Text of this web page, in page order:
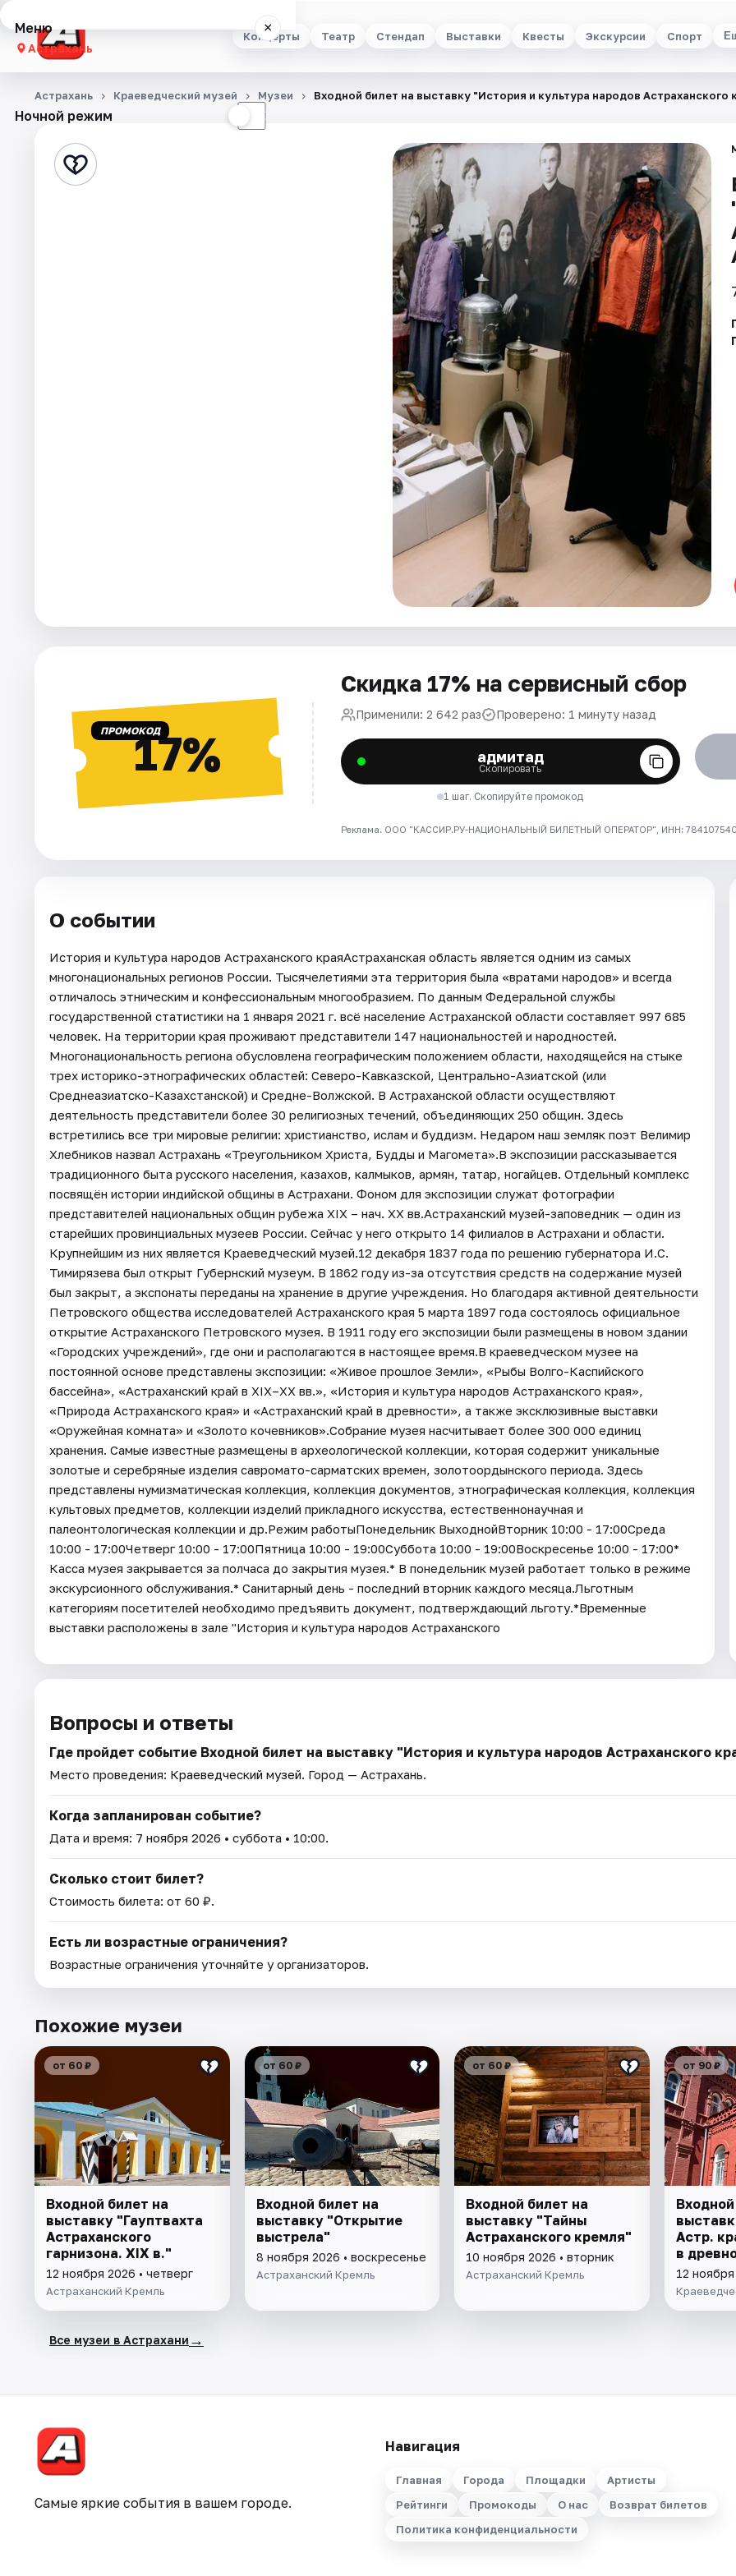
Концерты Театр Стендап Выставки Квесты Экскурсии Спорт
Меню ×
Астрахань
Концерты
Стендап
Ночной режим ☾
Астрахань Краеведческий музей Музеи Входной билет на выставку "История и культура народов Астраханского
ПРОМОКОД17%
Скидка 17% на сервисный сбор
Применили: 2 642 раз Проверено: 1 минуту назад
адмитад
Скопировать
1 шаг. Скопируйте промокод
Реклама. ООО "КАССИР.РУ-НАЦИОНАЛЬНЫЙ БИЛЕТНЫЙ ОПЕРАТОР", ИНН: 7841075409
О событии
История и культура народов Астраханского краяАстраханская область является одним из самых
многонациональных регионов России. Тысячелетиями эта территория была «вратами народов» и всегда
отличалось этническим и конфессиональным многообразием. По данным Федеральной службы
государственной статистики на 1 января 2021 г. всё население Астраханской области составляет 997 685
человек. На территории края проживают представители 147 национальностей и народностей.
Многонациональность региона обусловлена географическим положением области, находящейся на стыке
трех историко-этнографических областей: Северо-Кавказской, Центрально-Азиатской (или
Среднеазиатско-Казахстанской) и Средне-Волжской. В Астраханской области осуществляют
деятельность представители более 30 религиозных течений, объединяющих 250 общин. Здесь
встретились все три мировые религии: христианство, ислам и буддизм. Недаром наш земляк поэт Велимир
Хлебников назвал Астрахань «Треугольником Христа, Будды и Магомета».В экспозиции рассказывается
традиционного быта русского населения, казахов, калмыков, армян, татар, ногайцев. Отдельный комплекс
посвящён истории индийской общины в Астрахани. Фоном для экспозиции служат фотографии
представителей национальных общин рубежа XIX – нач. XX вв.Астраханский музей-заповедник — один из
старейших провинциальных музеев России. Сейчас у него открыто 14 филиалов в Астрахани и области.
Крупнейшим из них является Краеведческий музей.12 декабря 1837 года по решению губернатора И.С.
Тимирязева был открыт Губернский музеум. В 1862 году из-за отсутствия средств на содержание музей
был закрыт, а экспонаты переданы на хранение в другие учреждения. Но благодаря активной деятельности
Петровского общества исследователей Астраханского края 5 марта 1897 года состоялось официальное
открытие Астраханского Петровского музея. В 1911 году его экспозиции были размещены в новом здании
«Городских учреждений», где они и располагаются в настоящее время.В краеведческом музее на
постоянной основе представлены экспозиции: «Живое прошлое Земли», «Рыбы Волго-Каспийского
бассейна», «Астраханский край в XIX–XX вв.», «История и культура народов Астраханского края»,
«Природа Астраханского края» и «Астраханский край в древности», а также эксклюзивные выставки
«Оружейная комната» и «Золото кочевников».Собрание музея насчитывает более 300 000 единиц
хранения. Самые известные размещены в археологической коллекции, которая содержит уникальные
золотые и серебряные изделия савромато-сарматских времен, золотоордынского периода. Здесь
представлены нумизматическая коллекция, коллекция документов, этнографическая коллекция, коллекция
культовых предметов, коллекции изделий прикладного искусства, естественнонаучная и
палеонтологическая коллекции и др.Режим работыПонедельник ВыходнойВторник 10:00 - 17:00Среда
10:00 - 17:00Четверг 10:00 - 17:00Пятница 10:00 - 19:00Суббота 10:00 - 19:00Воскресенье 10:00 - 17:00*
Касса музея закрывается за полчаса до закрытия музея.* В понедельник музей работает только в режиме
экскурсионного обслуживания.* Санитарный день - последний вторник каждого месяца.Льготным
категориям посетителей необходимо предъявить документ, подтверждающий льготу.*Временные
выставки расположены в зале "История и культура народов Астраханского
Вопросы и ответы
Где пройдет событие Входной билет на выставку "История и культура народов Астраханского
Место проведения: Краеведческий музей. Город — Астрахань.
Когда запланирован событие?
Дата и время: 7 ноября 2026 • суббота • 10:00.
Сколько стоит билет?
Стоимость билета: от 60 ₽.
Есть ли возрастные ограничения?
Возрастные ограничения уточняйте у организаторов.
Похожие музеи
от 60 ₽
Входной билет на
выставку "Гауптвахта
Астраханского
гарнизона. XIX в."
12 ноября 2026 • четверг
Астраханский Кремль
от 60 ₽
Входной билет на
выставку "Открытие
выстрела"
8 ноября 2026 • воскресенье
Астраханский Кремль
от 60 ₽
Входной билет на
выставку "Тайны
Астраханского кремля"
10 ноября 2026 • вторник
Астраханский Кремль
от 90 ₽
Астр.
в
12
Все музеи в Астрахани →
Самые яркие события в вашем городе.
Навигация
Главная Города Площадки
Артисты
Рейтинги
Промокоды О нас
Возврат билетов
Политика конфиденциальности